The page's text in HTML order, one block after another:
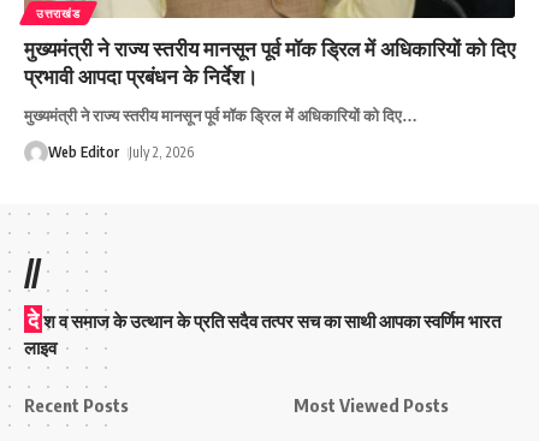
उत्तराखंड
मुख्यमंत्री ने राज्य स्तरीय मानसून पूर्व मॉक ड्रिल में अधिकारियों को दिए
प्रभावी आपदा प्रबंधन के निर्देश।
मुख्यमंत्री ने राज्य स्तरीय मानसून पूर्व मॉक ड्रिल में अधिकारियों को दिए…
Web Editor July 2, 2026
//
दे श व समाज के उत्थान के प्रति सदैव तत्पर सच का साथी आपका स्वर्णिम भारत
लाइव
Recent Posts Most Viewed Posts